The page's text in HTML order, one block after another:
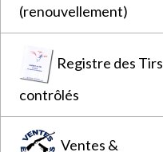
(renouvellement)
Registre des Tirs
contrôlés
Ventes &